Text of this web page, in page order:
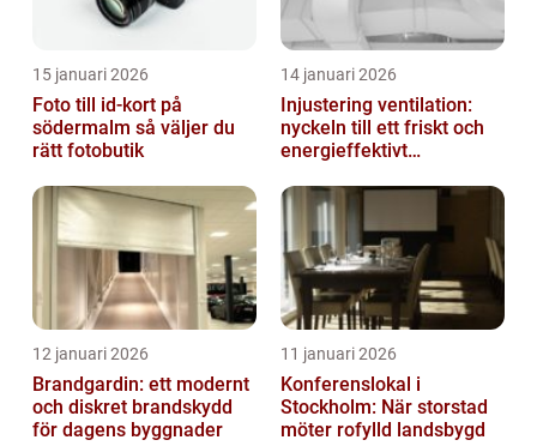
15 januari 2026
Foto till id-kort på
södermalm så väljer du
rätt fotobutik
14 januari 2026
Injustering ventilation:
nyckeln till ett friskt och
energieffektivt
12 januari 2026
Brandgardin: ett modernt
och diskret brandskydd
för dagens byggnader
11 januari 2026
Konferenslokal i
Stockholm: När storstad
möter rofylld landsbygd